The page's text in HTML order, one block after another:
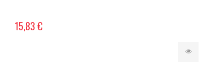
15,83 €